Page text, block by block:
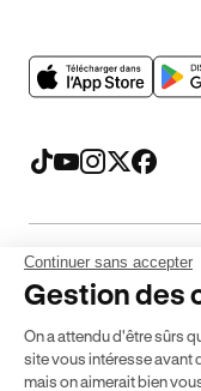
Mentions légales
* Détail des
Continuer sans accepter
Gestion des
On a attendu d'être sûrs
site vous intéresse avant
mais on aimerait bien